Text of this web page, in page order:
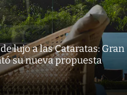
lujo a las Cataratas: Gran
su nueva propuesta